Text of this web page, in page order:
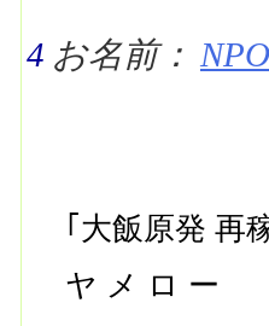
4 お名前：
｢大飯原発
ヤ メ ロ ー